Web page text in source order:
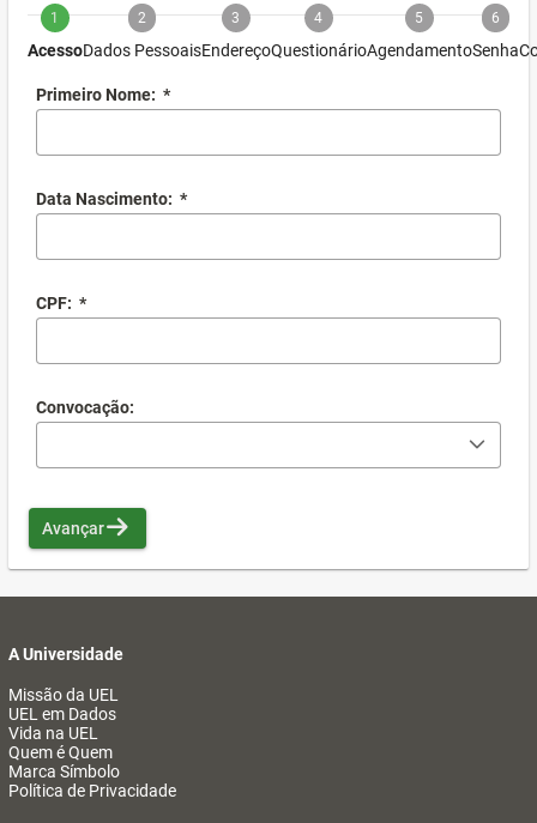
1
Acesso
2
Dados Pessoais
3
Endereço
4
Questionário
5
Agendamento
6
Senha
Primeiro Nome: *
Data Nascimento: *
CPF: *
Convocação:
Avançar
A Universidade
Missão da UEL
UEL em Dados
Vida na UEL
Quem é Quem
Marca Símbolo
Política de Privacidade